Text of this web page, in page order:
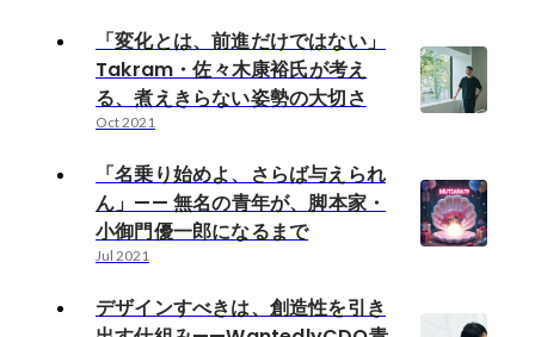
「変化とは、前進だけではない」
Takram・佐々木康裕氏が考え
る、煮えきらない姿勢の大切さ
Oct 2021
「名乗り始めよ、さらば与えられ
ん」—— 無名の青年が、脚本家・
小御門優一郎になるまで
Jul 2021
デザインすべきは、創造性を引き